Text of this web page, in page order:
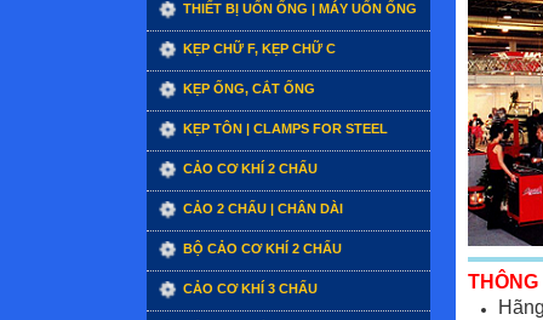
THIẾT BỊ UỐN ỐNG | MÁY UỐN ỐNG
KẸP CHỮ F, KẸP CHỮ C
KẸP ỐNG, CẮT ỐNG
KẸP TÔN | CLAMPS FOR STEEL
CẢO CƠ KHÍ 2 CHẤU
CẢO 2 CHẤU | CHÂN DÀI
BỘ CẢO CƠ KHÍ 2 CHẤU
CẢO CƠ KHÍ 3 CHẤU